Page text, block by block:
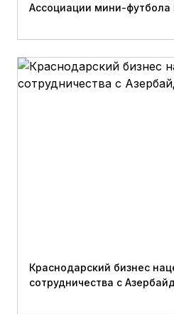
Ассоциации мини-футбола
Краснодарский бизнес
сотрудничества с